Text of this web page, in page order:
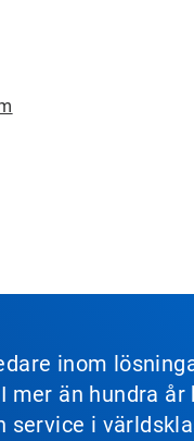
inom
mer än hundra
service i